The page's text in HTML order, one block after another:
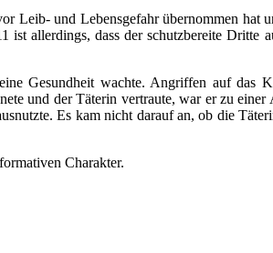
und Lebensgefahr übernommen hat
allerdings, dass der schutzbereite
Gesundheit wachte. Angriffen auf das
und der Täterin vertraute, war er zu
Es kam nicht darauf an, ob die
Charakter.